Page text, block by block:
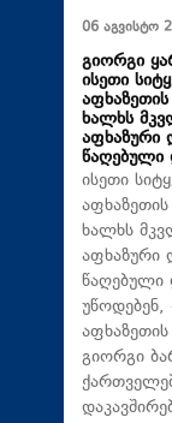
06 აგვისტო
გიორგი
ისეთი
ხალხს
აფხაზური
ისეთი
ხალხს
აფხაზური
უწოდებენ,
გიორგი